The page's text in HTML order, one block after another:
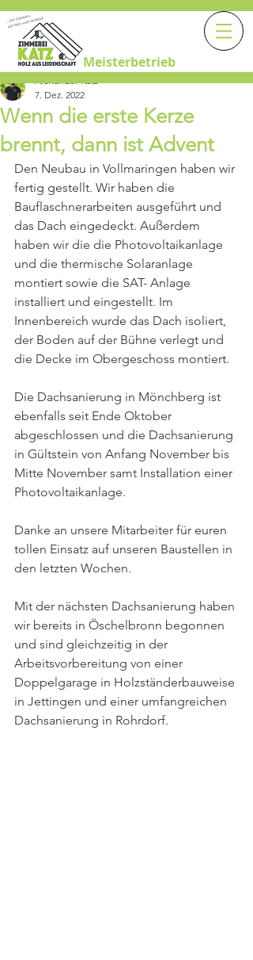
Meisterbetrieb
Wenn die erste Kerze
brennt, dann ist Advent
Alexander Katz
7. Dez. 2022
Den Neubau in Vollmaringen haben wir
fertig gestellt. Wir haben die
Bauflaschnerarbeiten ausgeführt und
das Dach eingedeckt. Außerdem
haben wir die die Photovoltaikanlage
und die thermische Solaranlage
montiert sowie die SAT- Anlage
installiert und eingestellt. Im
Innenbereich wurde das Dach isoliert,
der Boden auf der Bühne verlegt und
die Decke im Obergeschoss montiert.
Die Dachsanierung in Mönchberg ist
ebenfalls seit Ende Oktober
abgeschlossen und die Dachsanierung
in Gültstein von Anfang November bis
Mitte November samt Installation einer
Photovoltaikanlage.
Danke an unsere Mitarbeiter für euren
tollen Einsatz auf unseren Baustellen in
den letzten Wochen.
Mit der nächsten Dachsanierung haben
wir bereits in Öschelbronn begonnen
und sind gleichzeitig in der
Arbeitsvorbereitung von einer
Doppelgarage in Holzständerbauweise
in Jettingen und einer umfangreichen
Dachsanierung in Rohrdorf.